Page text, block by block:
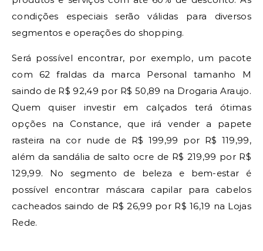
condições especiais serão válidas para diversos
segmentos e operações do shopping.
Será possível encontrar, por exemplo, um pacote
com 62 fraldas da marca Personal tamanho M
saindo de R$ 92,49 por R$ 50,89 na Drogaria Araujo.
Quem quiser investir em calçados terá ótimas
opções na Constance, que irá vender a papete
rasteira na cor nude de R$ 199,99 por R$ 119,99,
além da sandália de salto ocre de R$ 219,99 por R$
129,99. No segmento de beleza e bem-estar é
possível encontrar máscara capilar para cabelos
cacheados saindo de R$ 26,99 por R$ 16,19 na Lojas
Rede.